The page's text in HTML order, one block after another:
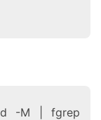
-M | fgrep